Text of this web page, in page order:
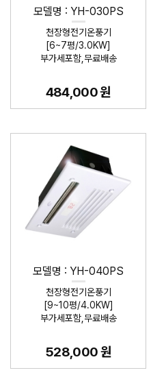
모델명 : YH-030PS
천장형전기온풍기
[6~7평/3.0KW]
부가세포함,무료배송
484,000 원
모델명 : YH-040PS
천장형전기온풍기
[9~10평/4.0KW]
부가세포함,무료배송
528,000 원